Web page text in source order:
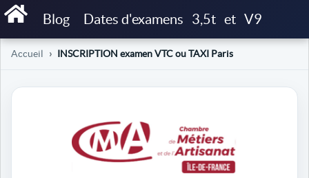
Blog Dates d'examens 3,5t et V9
Accueil INSCRIPTION examen VTC ou TAXI Paris